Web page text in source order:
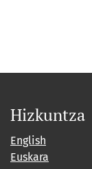
Hizkuntza
English
Euskara